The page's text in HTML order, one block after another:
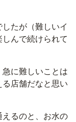
たが（難しいイ
んで続けられて
に難しいことは
店舗だなと思い
るのと、お水の